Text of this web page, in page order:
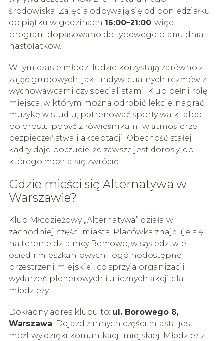
środowiska. Zajęcia odbywają się od poniedziałku
do piątku w godzinach 16:00–21:00, więc
program dopasowano do typowego planu dnia
nastolatków.
W tym czasie młodzi ludzie korzystają zarówno z
zajęć grupowych, jak i indywidualnych rozmów z
wychowawcami czy specjalistami. Klub pełni rolę
miejsca, w którym można odrobić lekcje, nagrać
muzykę w studiu, potrenować sporty walki albo
po prostu pobyć z rówieśnikami w atmosferze
bezpieczeństwa i akceptacji. Obecność stałej
kadry daje poczucie, że zawsze jest dorosły, do
którego można się zwrócić.
Gdzie mieści się Alternatywa w
Warszawie?
Klub Młodzieżowy „Alternatywa” działa w
zachodniej części miasta. Placówka znajduje się
na terenie dzielnicy Bemowo, w sąsiedztwie
osiedli mieszkaniowych i ogólnodostępnej
przestrzeni miejskiej, co sprzyja organizacji
wydarzeń plenerowych i ulicznych akcji dla
młodzieży.
Dokładny adres klubu to: ul. Borowego 8,
Warszawa. Dojazd z innych części miasta jest
możliwy dzięki komunikacji miejskiej. Młodzież z